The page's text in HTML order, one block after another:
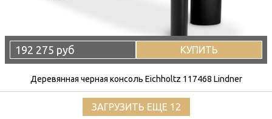
192 275 руб КУПИТЬ
Деревянная черная консоль Eichholtz 117468 Lindner
ЗАГРУЗИТЬ ЕЩЕ 12